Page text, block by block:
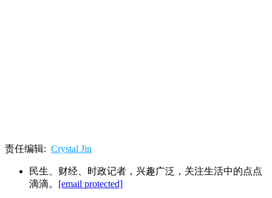
责任编辑: Crystal Jin
民生、财经、时政记者，兴趣广泛，关注生活中的点点
滴滴。 [email protected]